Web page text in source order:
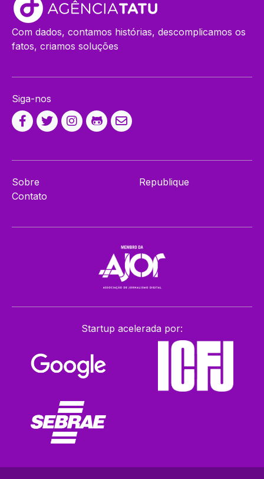
Com dados, contamos histórias, descomplicamos os
fatos, criamos soluções
Siga-nos
Sobre
Contato
Republique
Startup acelerada por: